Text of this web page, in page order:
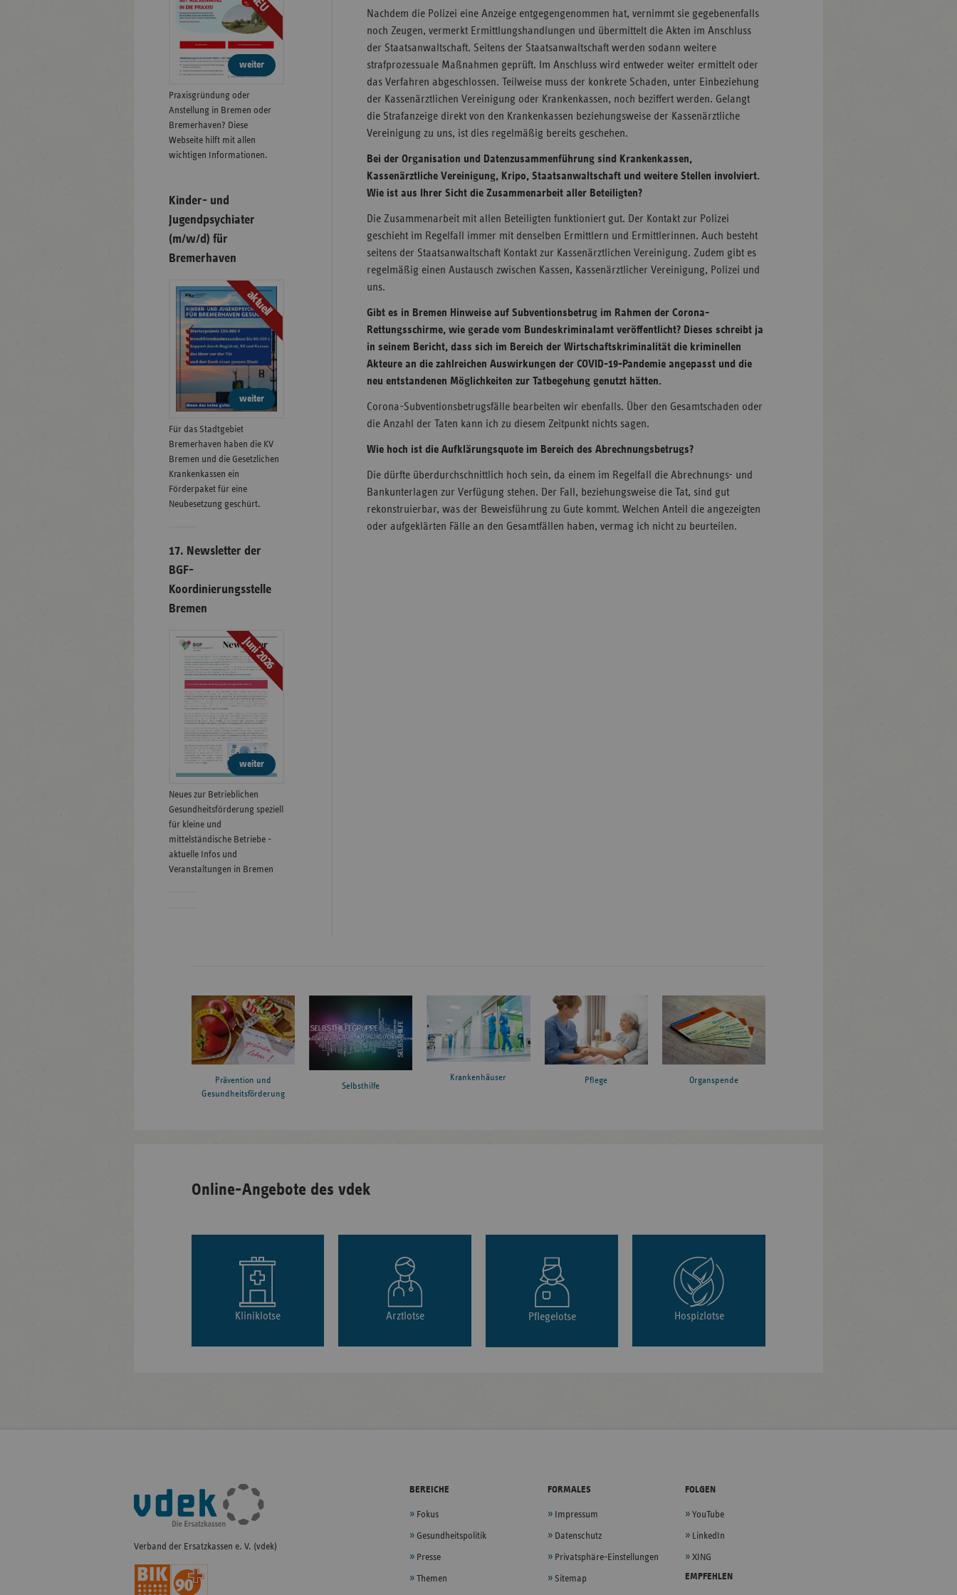
Nachdem die Polizei eine Anzeige entgegengenommen hat, vernimmt sie gegebenenfalls
noch Zeugen, vermerkt Ermittlungshandlungen und übermittelt die Akten im Anschluss
der Staatsanwaltschaft. Seitens der Staatsanwaltschaft werden sodann weitere
strafprozessuale Maßnahmen geprüft. Im Anschluss wird entweder weiter ermittelt oder
das Verfahren abgeschlossen. Teilweise muss der konkrete Schaden, unter Einbeziehung
der Kassenärztlichen Vereinigung oder Krankenkassen, noch beziffert werden. Gelangt
die Strafanzeige direkt von den Krankenkassen beziehungsweise der Kassenärztliche
Vereinigung zu uns, ist dies regelmäßig bereits geschehen.
Bei der Organisation und Datenzusammenführung sind Krankenkassen,
Kassenärztliche Vereinigung, Kripo, Staatsanwaltschaft und weitere Stellen involviert.
Wie ist aus Ihrer Sicht die Zusammenarbeit aller Beteiligten?
Die Zusammenarbeit mit allen Beteiligten funktioniert gut. Der Kontakt zur Polizei
geschieht im Regelfall immer mit denselben Ermittlern und Ermittlerinnen. Auch besteht
seitens der Staatsanwaltschaft Kontakt zur Kassenärztlichen Vereinigung. Zudem gibt es
regelmäßig einen Austausch zwischen Kassen, Kassenärztlicher Vereinigung, Polizei und
uns.
Gibt es in Bremen Hinweise auf Subventionsbetrug im Rahmen der Corona-
Rettungsschirme, wie gerade vom Bundeskriminalamt veröffentlicht? Dieses schreibt ja
in seinem Bericht, dass sich im Bereich der Wirtschaftskriminalität die kriminellen
Akteure an die zahlreichen Auswirkungen der COVID-19-Pandemie angepasst und die
neu entstandenen Möglichkeiten zur Tatbegehung genutzt hätten.
Corona-Subventionsbetrugsfälle bearbeiten wir ebenfalls. Über den Gesamtschaden oder
die Anzahl der Taten kann ich zu diesem Zeitpunkt nichts sagen.
Wie hoch ist die Aufklärungsquote im Bereich des Abrechnungsbetrugs?
Die dürfte überdurchschnittlich hoch sein, da einem im Regelfall die Abrechnungs- und
Bankunterlagen zur Verfügung stehen. Der Fall, beziehungsweise die Tat, sind gut
rekonstruierbar, was der Beweisführung zu Gute kommt. Welchen Anteil die angezeigten
oder aufgeklärten Fälle an den Gesamtfällen haben, vermag ich nicht zu beurteilen.
weiter
Praxisgründung oder
Anstellung in Bremen oder
Bremerhaven? Diese
Webseite hilft mit allen
wichtigen Informationen.
Kinder- und
Jugendpsychiater
(m/w/d) für
Bremerhaven
aktuell
weiter
Für das Stadtgebiet
Bremerhaven haben die KV
Bremen und die Gesetzlichen
Krankenkassen ein
Förderpaket für eine
Neubesetzung geschürt.
17. Newsletter der
BGF-
Koordinierungsstelle
Bremen
Juni 2026
weiter
Neues zur Betrieblichen
Gesundheitsförderung speziell
für kleine und
mittelständische Betriebe -
aktuelle Infos und
Veranstaltungen in Bremen
Prävention und
Gesundheitsförderung
Selbsthilfe
Krankenhäuser Pflege Organspende
Online-Angebote des vdek
Kliniklotse Arztlotse Pflegelotse Hospizlotse
Fußleisten-
Navigation
Verband der Ersatzkassen e. V. (vdek)
BEREICHE
Fokus
Gesundheitspolitik
Presse
Themen
FORMALES
Impressum
Datenschutz
Privatsphäre-Einstellungen
Sitemap
FOLGEN
YouTube
LinkedIn
XING
EMPFEHLEN